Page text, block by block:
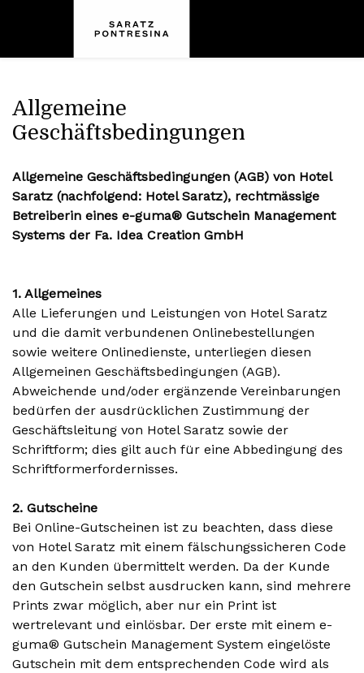
Allgemeine
Geschäftsbedingungen
Allgemeine Geschäftsbedingungen (AGB) von Hotel
Saratz (nachfolgend: Hotel Saratz), rechtmässige
Betreiberin eines e-guma® Gutschein Management
Systems der Fa. Idea Creation GmbH
1. Allgemeines
Alle Lieferungen und Leistungen von Hotel Saratz
und die damit verbundenen Onlinebestellungen
sowie weitere Onlinedienste, unterliegen diesen
Allgemeinen Geschäftsbedingungen (AGB).
Abweichende und/oder ergänzende Vereinbarungen
bedürfen der ausdrücklichen Zustimmung der
Geschäftsleitung von Hotel Saratz sowie der
Schriftform; dies gilt auch für eine Abbedingung des
Schriftformerfordernisses.
2. Gutscheine
Bei Online-Gutscheinen ist zu beachten, dass diese
von Hotel Saratz mit einem fälschungssicheren Code
an den Kunden übermittelt werden. Da der Kunde
den Gutschein selbst ausdrucken kann, sind mehrere
Prints zwar möglich, aber nur ein Print ist
wertrelevant und einlösbar. Der erste mit einem e-
guma® Gutschein Management System eingelöste
Gutschein mit dem entsprechenden Code wird als